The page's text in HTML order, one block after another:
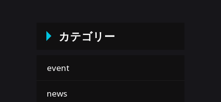
カテゴリー
event
news